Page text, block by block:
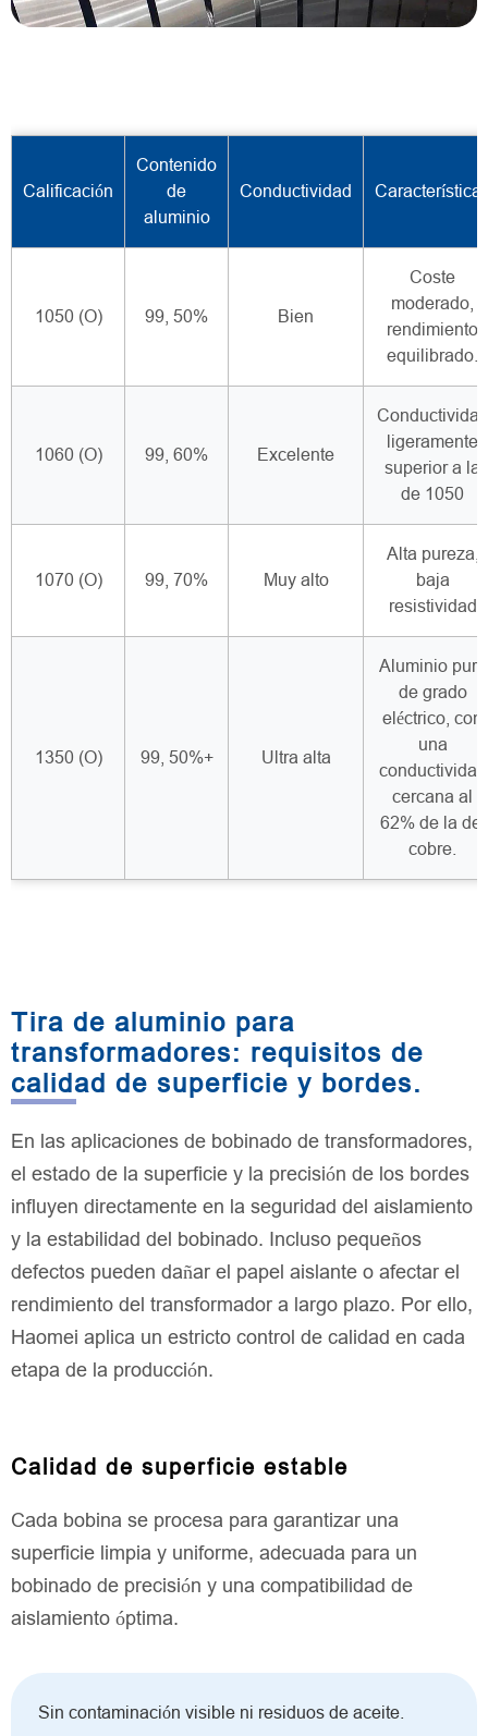
Calificación
Contenido
de
aluminio
Conductividad
1050 (O) 99, 50% Bien
Coste
moderado,
rendimiento
equilibrado.
1060 (O) 99, 60% Excelente
Conductividad
ligeramente
superior a la
de 1050
1070 (O) 99, 70% Muy alto
Alta pureza,
baja
resistividad
1350 (O) 99, 50%+ Ultra alta
Aluminio puro
de grado
eléctrico, con
una
conductividad
cercana al
62% de la del
cobre.
Tira de aluminio para
transformadores: requisitos de
calidad de superficie y bordes.
En las aplicaciones de bobinado de transformadores,
el estado de la superficie y la precisión de los bordes
influyen directamente en la seguridad del aislamiento
y la estabilidad del bobinado. Incluso pequeños
defectos pueden dañar el papel aislante o afectar el
rendimiento del transformador a largo plazo. Por ello,
Haomei aplica un estricto control de calidad en cada
etapa de la producción.
Calidad de superficie estable
Cada bobina se procesa para garantizar una
superficie limpia y uniforme, adecuada para un
bobinado de precisión y una compatibilidad de
aislamiento óptima.
Sin contaminación visible ni residuos de aceite.